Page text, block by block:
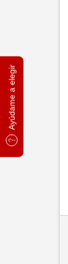
Ayúdame a elegir